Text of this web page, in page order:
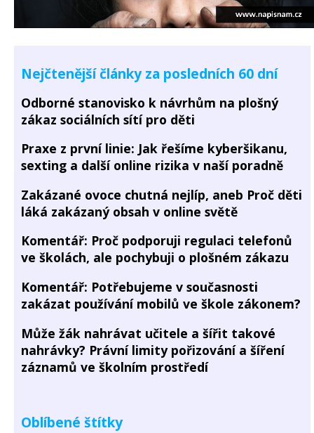
Nejčtenější články za posledních 60 dní
Odborné stanovisko k návrhům na plošný
zákaz sociálních sítí pro děti
Praxe z první linie: Jak řešíme kyberšikanu,
sexting a další online rizika v naší poradně
Zakázané ovoce chutná nejlíp, aneb Proč děti
láká zakázaný obsah v online světě
Komentář: Proč podporuji regulaci telefonů
ve školách, ale pochybuji o plošném zákazu
Komentář: Potřebujeme v současnosti
zakázat používání mobilů ve škole zákonem?
Může žák nahrávat učitele a šířit takové
nahrávky? Právní limity pořizování a šíření
záznamů ve školním prostředí
Oblíbené štítky